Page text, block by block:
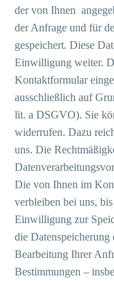
der von Ihnen
der Anfrage und für
gespeichert. Diese
Einwilligung weiter.
Kontaktformular
ausschließlich auf
lit. a DSGVO). Sie
widerrufen. Dazu
uns. Die
Die von Ihnen im
verbleiben bei uns,
Einwilligung zur
die Datenspeicherung
Bearbeitung Ihrer
Bestimmungen –